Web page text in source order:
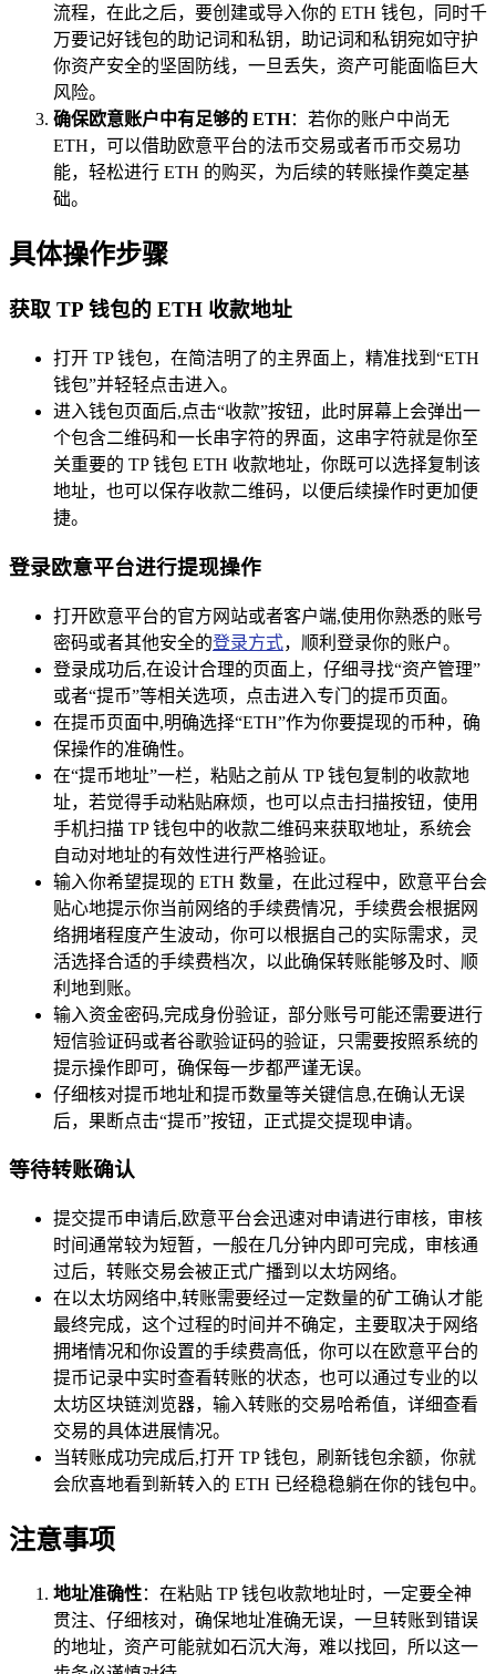
流程，在此之后，要创建或导入你的 ETH 钱包，同时千
万要记好钱包的助记词和私钥，助记词和私钥宛如守护
你资产安全的坚固防线，一旦丢失，资产可能面临巨大
风险。
确保欧意账户中有足够的 ETH：若你的账户中尚无
ETH，可以借助欧意平台的法币交易或者币币交易功
能，轻松进行 ETH 的购买，为后续的转账操作奠定基
础。
具体操作步骤
获取 TP 钱包的 ETH 收款地址
打开 TP 钱包，在简洁明了的主界面上，精准找到“ETH
钱包”并轻轻点击进入。
进入钱包页面后,点击“收款”按钮，此时屏幕上会弹出一
个包含二维码和一长串字符的界面，这串字符就是你至
关重要的 TP 钱包 ETH 收款地址，你既可以选择复制该
地址，也可以保存收款二维码，以便后续操作时更加便
捷。
登录欧意平台进行提现操作
打开欧意平台的官方网站或者客户端,使用你熟悉的账号
密码或者其他安全的登录方式，顺利登录你的账户。
登录成功后,在设计合理的页面上，仔细寻找“资产管理”
或者“提币”等相关选项，点击进入专门的提币页面。
在提币页面中,明确选择“ETH”作为你要提现的币种，确
保操作的准确性。
在“提币地址”一栏，粘贴之前从 TP 钱包复制的收款地
址，若觉得手动粘贴麻烦，也可以点击扫描按钮，使用
手机扫描 TP 钱包中的收款二维码来获取地址，系统会
自动对地址的有效性进行严格验证。
输入你希望提现的 ETH 数量，在此过程中，欧意平台会
贴心地提示你当前网络的手续费情况，手续费会根据网
络拥堵程度产生波动，你可以根据自己的实际需求，灵
活选择合适的手续费档次，以此确保转账能够及时、顺
利地到账。
输入资金密码,完成身份验证，部分账号可能还需要进行
短信验证码或者谷歌验证码的验证，只需要按照系统的
提示操作即可，确保每一步都严谨无误。
仔细核对提币地址和提币数量等关键信息,在确认无误
后，果断点击“提币”按钮，正式提交提现申请。
等待转账确认
提交提币申请后,欧意平台会迅速对申请进行审核，审核
时间通常较为短暂，一般在几分钟内即可完成，审核通
过后，转账交易会被正式广播到以太坊网络。
在以太坊网络中,转账需要经过一定数量的矿工确认才能
最终完成，这个过程的时间并不确定，主要取决于网络
拥堵情况和你设置的手续费高低，你可以在欧意平台的
提币记录中实时查看转账的状态，也可以通过专业的以
太坊区块链浏览器，输入转账的交易哈希值，详细查看
交易的具体进展情况。
当转账成功完成后,打开 TP 钱包，刷新钱包余额，你就
会欣喜地看到新转入的 ETH 已经稳稳躺在你的钱包中。
注意事项
地址准确性：在粘贴 TP 钱包收款地址时，一定要全神
贯注、仔细核对，确保地址准确无误，一旦转账到错误
的地址，资产可能就如石沉大海，难以找回，所以这一